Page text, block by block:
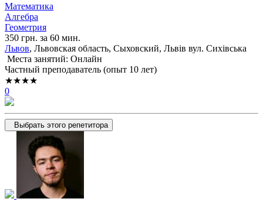
Математика
Алгебра
Геометрия
350 грн. за 60 мин.
Львов, Львовская область, Сыховский, Львів вул. Сихівська
Места занятий: Онлайн
Частный преподаватель (опыт 10 лет)
★★★★
0
Выбрать этого репетитора